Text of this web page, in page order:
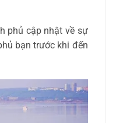
phủ cập nhật về sự
bạn trước khi đến